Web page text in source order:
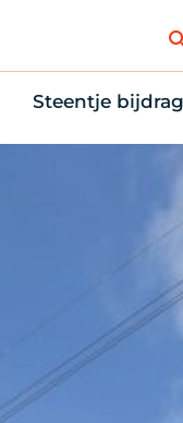
voor
Steentje
Steun
Tien manieren
Onze Vrienden
Schenken,
6 redenen om